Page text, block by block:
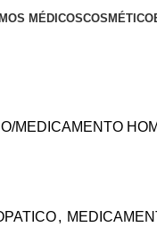
MÉDICOSCOSMÉTICO
MEDICAMENTO
,